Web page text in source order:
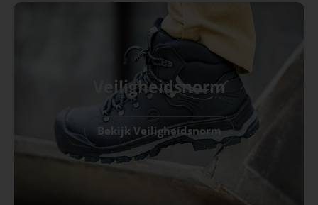
Veiligheidsnorm
Bekijk Veiligheidsnorm